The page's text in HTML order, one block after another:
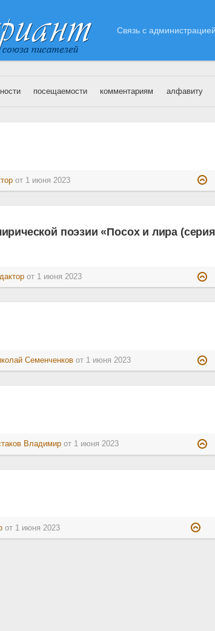
Связь с администрацией
посещаемости комментариям алфавиту
от 1 июня 2023
поэзии «Посох и лира
от 1 июня 2023
Семенченков от 1 июня 2023
Владимир от 1 июня 2023
от 1 июня 2023